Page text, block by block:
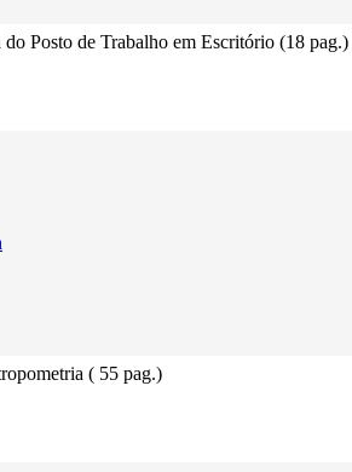
Posto de Trabalho em Escritório (18 pag.)
( 55 pag.)